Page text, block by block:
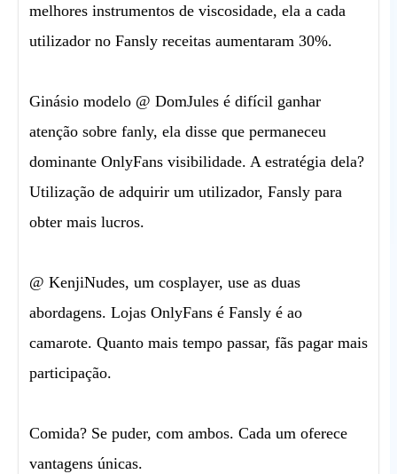
melhores instrumentos de viscosidade, ela a cada
utilizador no Fansly receitas aumentaram 30%.
Ginásio modelo @ DomJules é difícil ganhar
atenção sobre fanly, ela disse que permaneceu
dominante OnlyFans visibilidade. A estratégia dela?
Utilização de adquirir um utilizador, Fansly para
obter mais lucros.
@ KenjiNudes, um cosplayer, use as duas
abordagens. Lojas OnlyFans é Fansly é ao
camarote. Quanto mais tempo passar, fãs pagar mais
participação.
Comida? Se puder, com ambos. Cada um oferece
vantagens únicas.